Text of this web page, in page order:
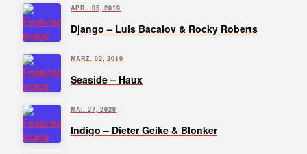
APR.. 05, 2019
Django – Luis Bacalov & Rocky Roberts
MÄRZ. 02, 2019
Seaside – Haux
MAI. 27, 2020
Indigo – Dieter Geike & Blonker